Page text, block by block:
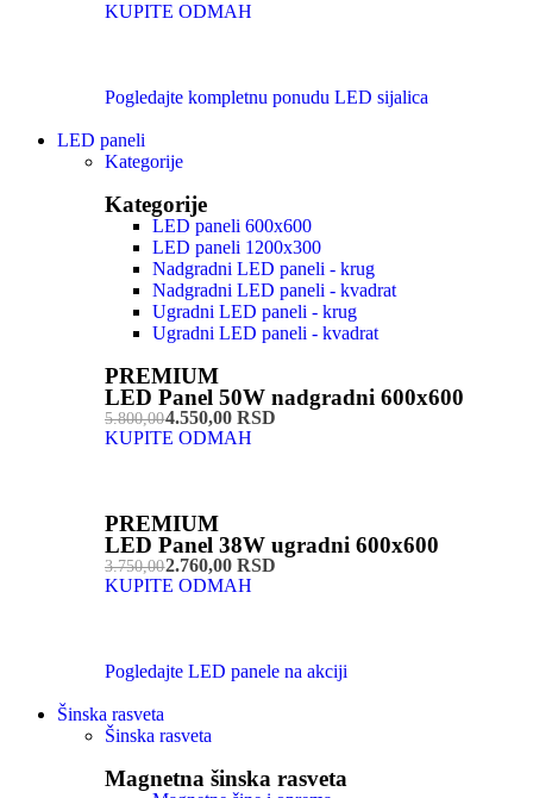
KUPITE ODMAH
Pogledajte kompletnu ponudu LED sijalica
LED paneli
Kategorije
Kategorije
LED paneli 600x600
LED paneli 1200x300
Nadgradni LED paneli - krug
Nadgradni LED paneli - kvadrat
Ugradni LED paneli - krug
Ugradni LED paneli - kvadrat
PREMIUM
LED Panel 50W nadgradni 600x600
5.800,004.550,00 RSD
KUPITE ODMAH
PREMIUM
LED Panel 38W ugradni 600x600
3.750,002.760,00 RSD
KUPITE ODMAH
Pogledajte LED panele na akciji
Šinska rasveta
Šinska rasveta
Magnetna šinska rasveta